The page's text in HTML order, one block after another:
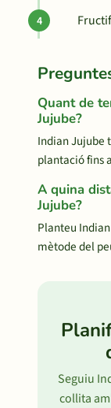
Quant de
Jujube?
Indian Jujube
plantació fins
A quina
Jujube?
Planteu
mètode del
Seguiu
collita